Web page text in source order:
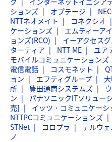
ションズ
オプテージ
NTTネオメイト
コネクシオ
ケーションズ
エムティーアイ
ョンズ(RCO)
イーアクセス
ターティア
NTT-ME ユア
モバイルコミュニケーションズ
電信電話
コスモネット
ョン
エフティグループ
所
豊田通商システムズ
ン
パナソニックITソリュー
売]
イッツ・コミュニケーシ
NTTPCコミュニケーションズ
STNet
コロプラ テルウ
ノ